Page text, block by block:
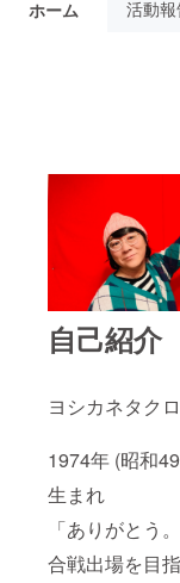
ホーム 活動
自己紹介
ヨシカネタク
1974年 (昭和
生まれ
「ありがとう
合戦出場を目